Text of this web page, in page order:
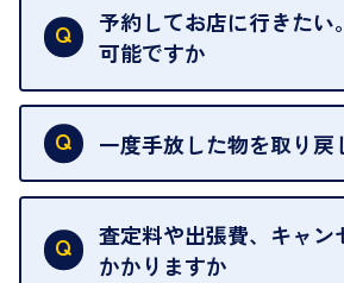
がございます。ご了承ください。
予約してお店に行きたい
可能ですか
申し訳ありませんが、現在はご
おりません。
を整えておりますので、お好き
い。
お急ぎの場合はスタッフに一言
一度手放した物を取り戻
当店は質店ではありませんので
は基本的に販売へと回されます
せんので、ご了承ください。
査定料や出張費、キャン
かかりますか